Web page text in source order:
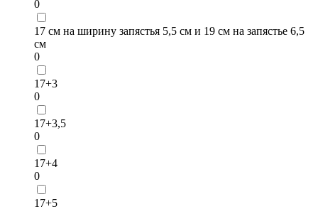
0
17 см на ширину запястья 5,5 см и 19 см на запястье 6,5
см
0
17+3
0
17+3,5
0
17+4
0
17+5